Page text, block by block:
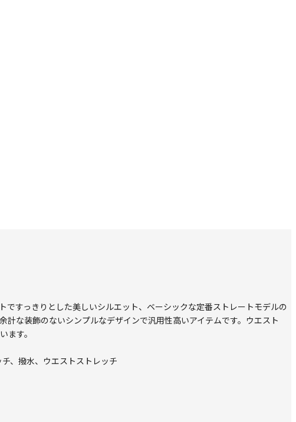
ですっきりとした美しいシルエット、ベーシックな定番ストレートモデルの
計な装飾のないシンプルなデザインで汎用性高いアイテムです。ウエスト
ます。
、撥水、ウエストストレッチ